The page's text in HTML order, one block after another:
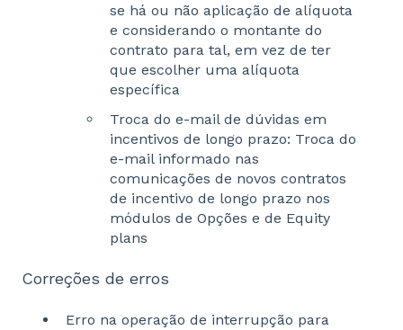
se há ou não aplicação de alíquota
e considerando o montante do
contrato para tal, em vez de ter
que escolher uma alíquota
específica
Troca do e-mail de dúvidas em
incentivos de longo prazo: Troca do
e-mail informado nas
comunicações de novos contratos
de incentivo de longo prazo nos
módulos de Opções e de Equity
plans
Correções de erros
Erro na operação de interrupção para